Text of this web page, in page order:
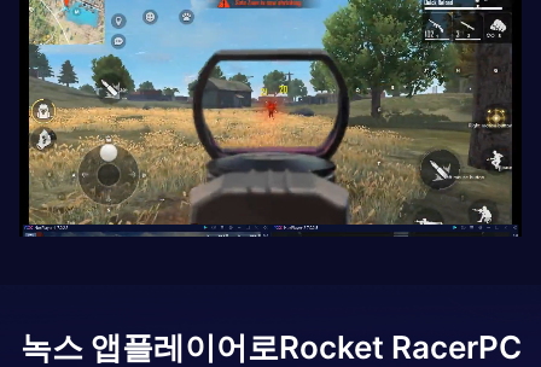
녹스 앱플레이어로Rocket RacerPC